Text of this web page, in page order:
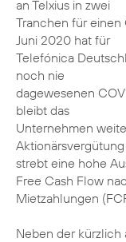
an Telxius in zwei
Tranchen für einen
Juni 2020 hat für
Telefónica
noch nie
dagewesenen
bleibt das
Unternehmen
strebt eine hohe
Free Cash Flow
Mietzahlungen
Neben der